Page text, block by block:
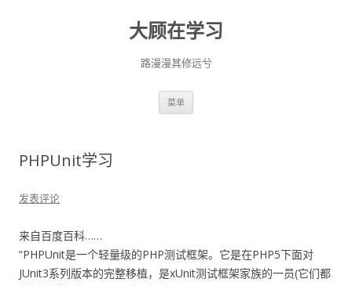
大顾在学习
路漫漫其修远兮
菜单
PHPUnit学习
发表评论
来自百度百科……
“PHPUnit是一个轻量级的PHP测试框架。它是在PHP5下面对
JUnit3系列版本的完整移植，是xUnit测试框架家族的一员(它们都